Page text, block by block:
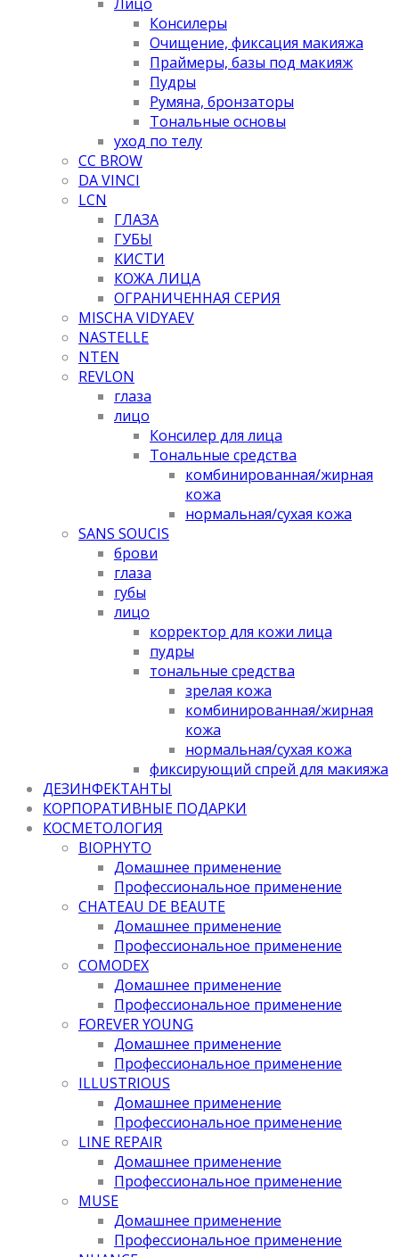
Консилеры
Очищение, фиксация макияжа
Праймеры, базы под макияж
Пудры
Румяна, бронзаторы
Тональные основы
уход по телу
CC BROW
DA VINCI
LCN
ГЛАЗА
ГУБЫ
КИСТИ
КОЖА ЛИЦА
ОГРАНИЧЕННАЯ СЕРИЯ
MISCHA VIDYAEV
NASTELLE
NTEN
REVLON
глаза
лицо
Консилер для лица
Тональные средства
комбинированная/жирная
кожа
нормальная/cухая кожа
SANS SOUCIS
брови
глаза
губы
лицо
корректор для кожи лица
пудры
тональные средства
зрелая кожа
комбинированная/жирная
кожа
нормальная/cухая кожа
фиксирующий спрей для макияжа
ДЕЗИНФЕКТАНТЫ
КОРПОРАТИВНЫЕ ПОДАРКИ
КОСМЕТОЛОГИЯ
BIOPHYTO
Домашнее применение
Профессиональное применение
CHATEAU DE BEAUTE
Домашнее применение
Профессиональное применение
COMODEX
Домашнее применение
Профессиональное применение
FOREVER YOUNG
Домашнее применение
Профессиональное применение
ILLUSTRIOUS
Домашнее применение
Профессиональное применение
LINE REPAIR
Домашнее применение
Профессиональное применение
MUSE
Домашнее применение
Профессиональное применение